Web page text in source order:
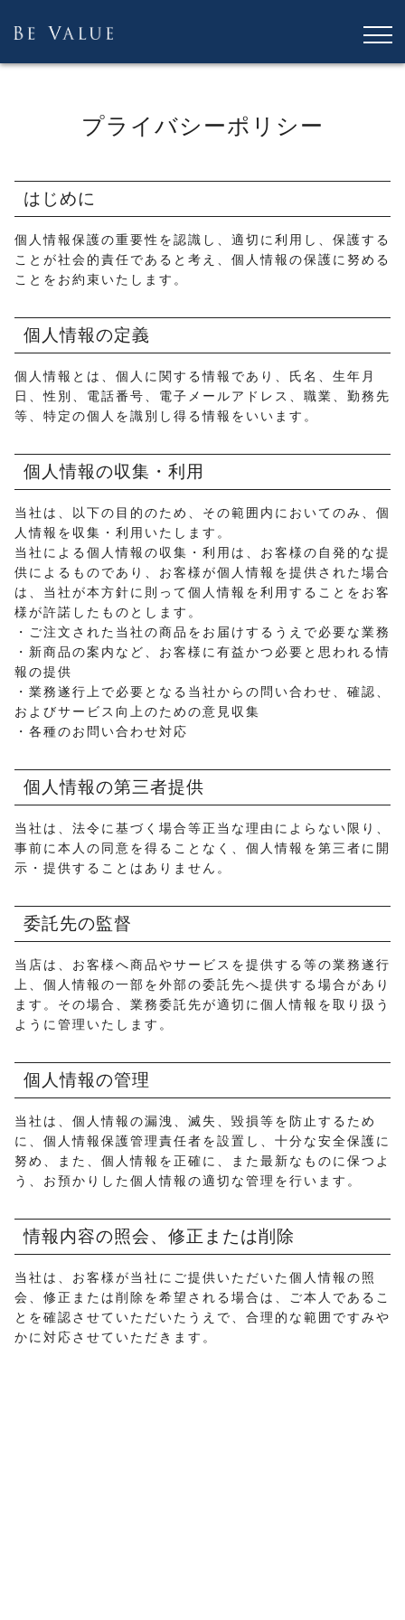
プライバシーポリシー
はじめに
個人情報保護の重要性を認識し、適切に利用し、保護する
ことが社会的責任であると考え、個人情報の保護に努める
ことをお約束いたします。
個人情報の定義
個人情報とは、個人に関する情報であり、氏名、生年月
日、性別、電話番号、電子メールアドレス、職業、勤務先
等、特定の個人を識別し得る情報をいいます。
個人情報の収集・利用
当社は、以下の目的のため、その範囲内においてのみ、個
人情報を収集・利用いたします。
当社による個人情報の収集・利用は、お客様の自発的な提
供によるものであり、お客様が個人情報を提供された場合
は、当社が本方針に則って個人情報を利用することをお客
様が許諾したものとします。
・ご注文された当社の商品をお届けするうえで必要な業務
・新商品の案内など、お客様に有益かつ必要と思われる情
報の提供
・業務遂行上で必要となる当社からの問い合わせ、確認、
およびサービス向上のための意見収集
・各種のお問い合わせ対応
個人情報の第三者提供
当社は、法令に基づく場合等正当な理由によらない限り、
事前に本人の同意を得ることなく、個人情報を第三者に開
示・提供することはありません。
委託先の監督
当店は、お客様へ商品やサービスを提供する等の業務遂行
上、個人情報の一部を外部の委託先へ提供する場合があり
ます。その場合、業務委託先が適切に個人情報を取り扱う
ように管理いたします。
個人情報の管理
当社は、個人情報の漏洩、滅失、毀損等を防止するため
に、個人情報保護管理責任者を設置し、十分な安全保護に
努め、また、個人情報を正確に、また最新なものに保つよ
う、お預かりした個人情報の適切な管理を行います。
情報内容の照会、修正または削除
当社は、お客様が当社にご提供いただいた個人情報の照
会、修正または削除を希望される場合は、ご本人であるこ
とを確認させていただいたうえで、合理的な範囲ですみや
かに対応させていただきます。